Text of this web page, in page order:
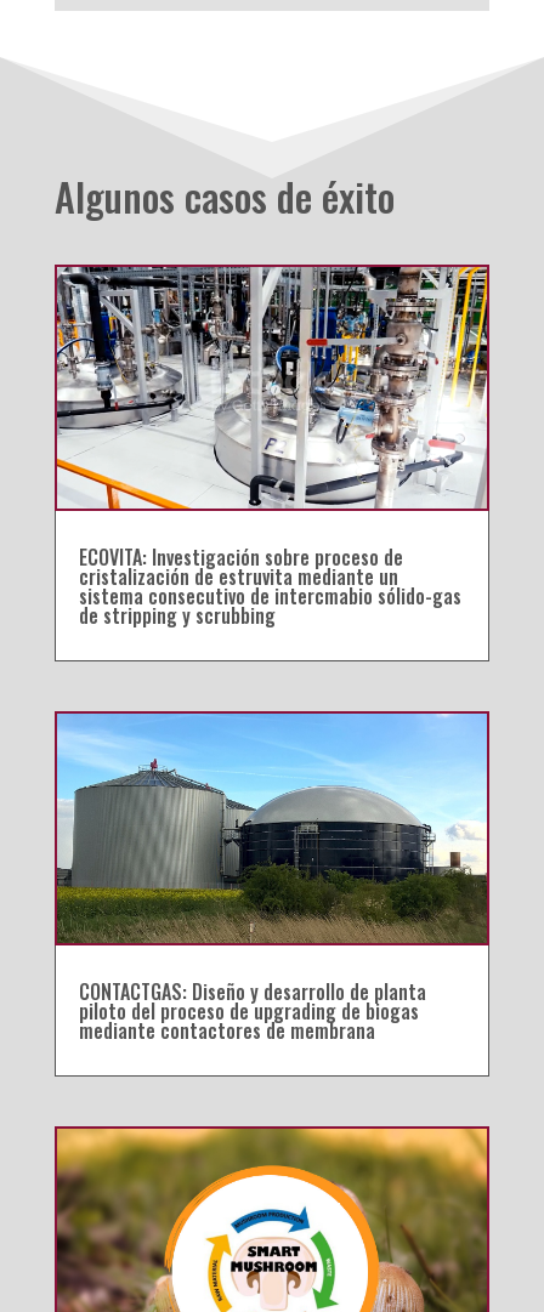
Algunos casos de éxito
ECOVITA: Investigación sobre proceso de
cristalización de estruvita mediante un
sistema consecutivo de intercmabio sólido-gas
de stripping y scrubbing
CONTACTGAS: Diseño y desarrollo de planta
piloto del proceso de upgrading de biogas
mediante contactores de membrana